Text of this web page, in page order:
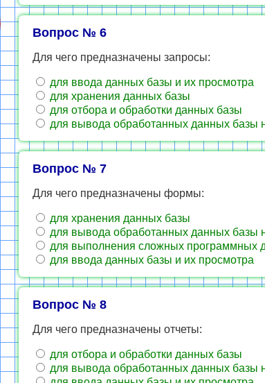
Вопрос № 6
Для чего предназначены запросы:
для ввода данных базы и их просмотра
для хранения данных базы
для отбора и обработки данных базы
для вывода обработанных данных базы
Вопрос № 7
Для чего предназначены формы:
для хранения данных базы
для вывода обработанных данных базы
для выполнения сложных программных
для ввода данных базы и их просмотра
Вопрос № 8
Для чего предназначены отчеты:
для отбора и обработки данных базы
для вывода обработанных данных базы